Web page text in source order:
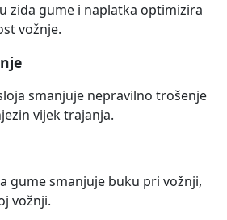
zida gume i naplatka optimizira
vožnje.
smanjuje nepravilno trošenje
vijek trajanja.
gume smanjuje buku pri vožnji,
vožnji.